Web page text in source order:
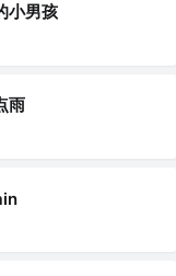
小男孩
雨